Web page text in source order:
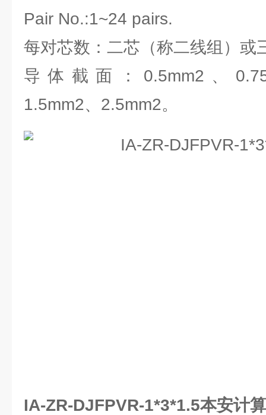
Pair No.:1~24 pairs.
每对芯数：二芯（称二线组）或
导体截面：0.5mm2、
1.5mm2、2.5mm2。
IA-ZR-DJFPVR-1*3*1.5本安计